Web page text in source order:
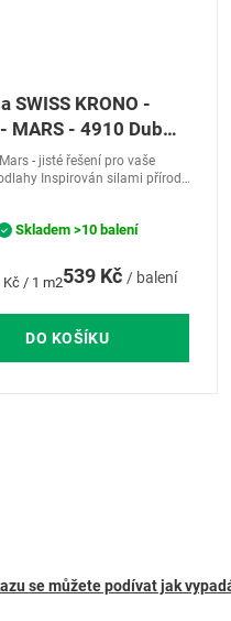
SWISS KRONO -
MARS - 4910 Dub
- VÝPRODEJ ŘADY
VÝHODNÉ CENY
539 Kč / balení
Kč / 1 m2
DO KOŠÍKU
- jisté řešení pro vaše
Inspirován silami přírody.
Skladem >10 balení
se můžete podívat jak